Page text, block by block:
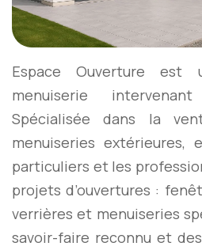
Espace Ouverture est
menuiserie
Spécialisée dans la
menuiseries extérieures,
particuliers et les
projets d’ouvertures :
verrières et menuiseries
savoir-faire reconnu et